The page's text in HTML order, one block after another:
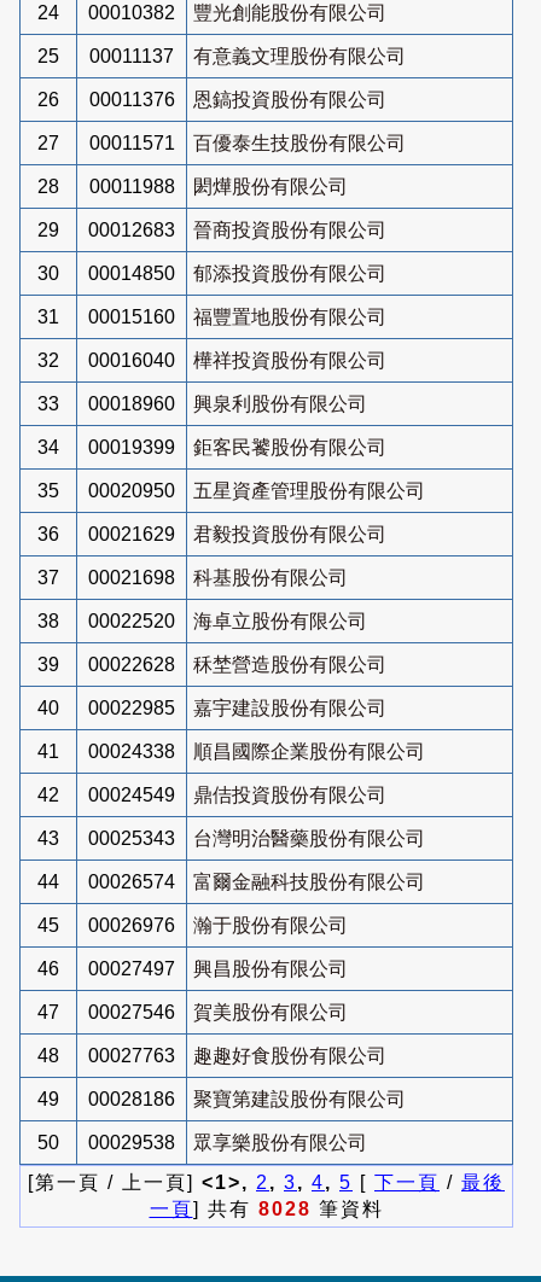
24 00010382 豐光創能股份有限公司
25 00011137 有意義文理股份有限公司
26 00011376 恩鎬投資股份有限公司
27 00011571 百優泰生技股份有限公司
28 00011988 閎燁股份有限公司
29 00012683 晉商投資股份有限公司
30 00014850 郁添投資股份有限公司
31 00015160 福豐置地股份有限公司
32 00016040 樺祥投資股份有限公司
33 00018960 興泉利股份有限公司
34 00019399 鉅客民饕股份有限公司
35 00020950 五星資產管理股份有限公司
36 00021629 君毅投資股份有限公司
37 00021698 科基股份有限公司
38 00022520 海卓立股份有限公司
39 00022628 秝埜營造股份有限公司
40 00022985 嘉宇建設股份有限公司
41 00024338 順昌國際企業股份有限公司
42 00024549 鼎佶投資股份有限公司
43 00025343 台灣明治醫藥股份有限公司
44 00026574 富爾金融科技股份有限公司
45 00026976 瀚于股份有限公司
46 00027497 興昌股份有限公司
47 00027546 賀美股份有限公司
48 00027763 趣趣好食股份有限公司
49 00028186 聚寶第建設股份有限公司
50 00029538
眾享樂股份有限公司
[第一頁 / 上一頁] <1>, 2 , 3, 4, 5 [ 下一頁 / 最後
一頁] 共有 8028 筆資料